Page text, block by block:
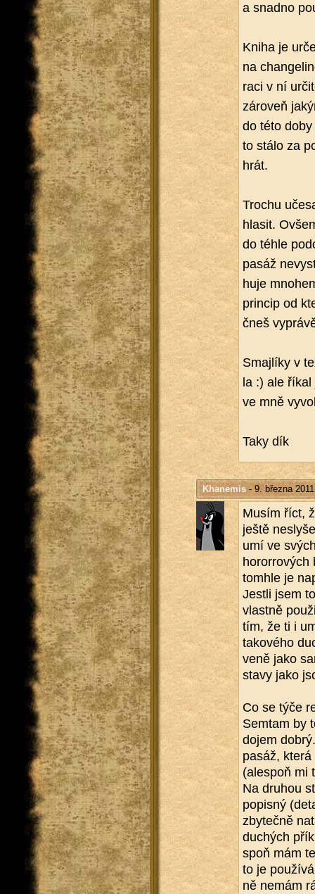
a snad­no
Kniha je
na
ra­ci v ní
zá­ro­veň
do této
to stálo za
hrát.
Tro­chu
hla­sit.
do téhle
pasáž
hu­je
prin­cip od
čneš
Smaj­lí­ky v
la :) ale
ve mně
Taky dík
Khanemis- 9. března
Musím říct,
ještě
umí ve
ho­ror­ro­vých
to­mhle je
Jest­li jsem
vlast­ně
tím, že ti i
ta­ko­vé­ho
ve­ně jako
sta­vy jako
Co se týče
Semtam by
dojem
pasáž,
(ale­spoň mi
Na dru­hou
po­pis­ný
zby­teč­ně
du­chých
spoň mám
to je
ně nemám